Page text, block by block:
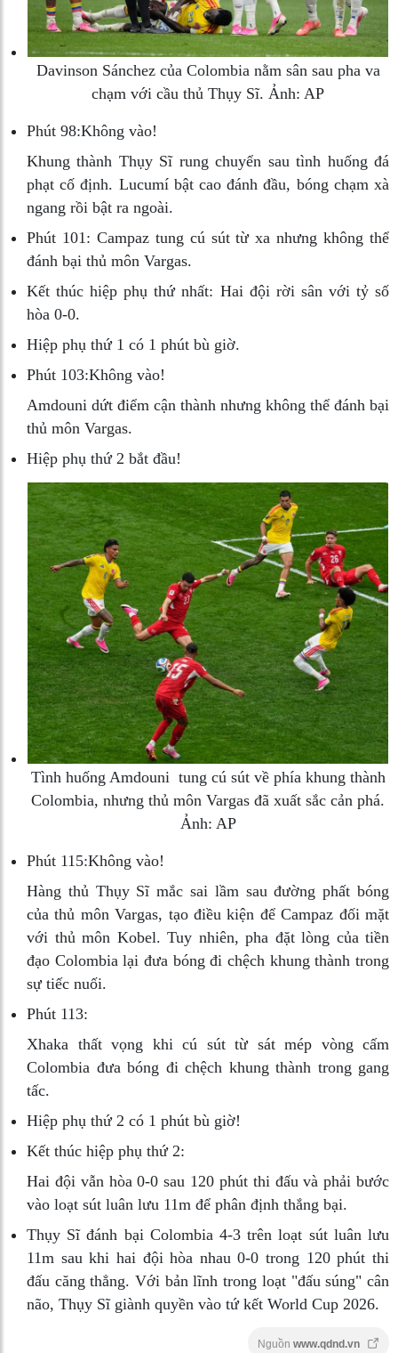
Davinson Sánchez của Colombia nằm sân sau pha va
chạm với cầu thủ Thụy Sĩ. Ảnh: AP
Phút 98:Không vào!
Khung thành Thụy Sĩ rung chuyển sau tình huống đá
phạt cố định. Lucumí bật cao đánh đầu, bóng chạm xà
ngang rồi bật ra ngoài.
Phút 101: Campaz tung cú sút từ xa nhưng không thể
đánh bại thủ môn Vargas.
Kết thúc hiệp phụ thứ nhất: Hai đội rời sân với tỷ số
hòa 0-0.
Hiệp phụ thứ 1 có 1 phút bù giờ.
Phút 103:Không vào!
Amdouni dứt điểm cận thành nhưng không thể đánh bại
thủ môn Vargas.
Hiệp phụ thứ 2 bắt đầu!
Tình huống Amdouni tung cú sút về phía khung thành
Colombia, nhưng thủ môn Vargas đã xuất sắc cản phá.
Ảnh: AP
Phút 115:Không vào!
Hàng thủ Thụy Sĩ mắc sai lầm sau đường phất bóng
của thủ môn Vargas, tạo điều kiện để Campaz đối mặt
với thủ môn Kobel. Tuy nhiên, pha đặt lòng của tiền
đạo Colombia lại đưa bóng đi chệch khung thành trong
sự tiếc nuối.
Phút 113:
Xhaka thất vọng khi cú sút từ sát mép vòng cấm
Colombia đưa bóng đi chệch khung thành trong gang
tấc.
Hiệp phụ thứ 2 có 1 phút bù giờ!
Kết thúc hiệp phụ thứ 2:
Hai đội vẫn hòa 0-0 sau 120 phút thi đấu và phải bước
vào loạt sút luân lưu 11m để phân định thắng bại.
Thụy Sĩ đánh bại Colombia 4-3 trên loạt sút luân lưu
11m sau khi hai đội hòa nhau 0-0 trong 120 phút thi
đấu căng thẳng. Với bản lĩnh trong loạt "đấu súng" cân
não, Thụy Sĩ giành quyền vào tứ kết World Cup 2026.
Nguồn www.qdnd.vn